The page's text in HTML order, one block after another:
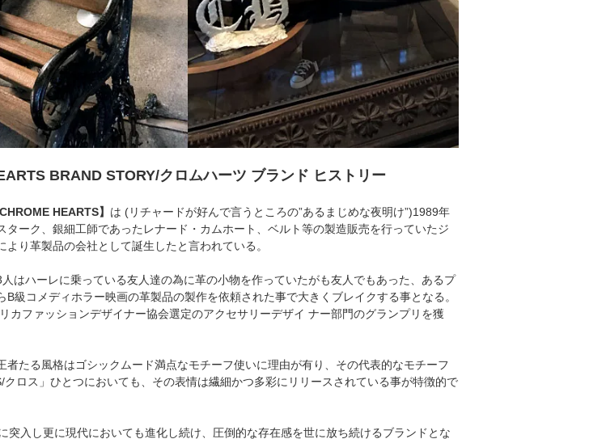
BRAND STORY/クロムハーツ ブランド ヒストリー
HEARTS】 は (リチャードが好んで言うところの”あるまじめな夜明け”)1989年
ターク、銀細工師であったレナード・カムホート、ベルト等の製造販売を行っていたジ
より革製品の会社として誕生したと言われている。
はハーレに乗っている友人達の為に革の小物を作っていたがも友人でもあった、あるプ
B級コメディホラー映画の革製品の製作を依頼された事で大きくブレイクする事となる。
カファッションデザイナー協会選定のアクセサリーデザイ ナー部門のグランプリを獲
者たる風格はゴシックムード満点なモチーフ使いに理由が有り、その代表的なモチーフ
クロス」ひとつにおいても、その表情は繊細かつ多彩にリリースされている事が特徴的で
突入し更に現代においても進化し続け、圧倒的な存在感を世に放ち続けるブランドとな